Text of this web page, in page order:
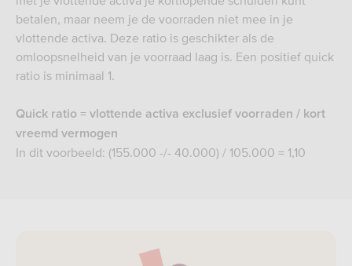
betalen, maar neem je de voorraden niet mee in je
vlottende activa. Deze ratio is geschikter als de
omloopsnelheid van je voorraad laag is. Een positief quick
ratio is minimaal 1.
Quick ratio = vlottende activa exclusief voorraden / kort
vreemd vermogen
In dit voorbeeld: (155.000 -/- 40.000) / 105.000 = 1,10